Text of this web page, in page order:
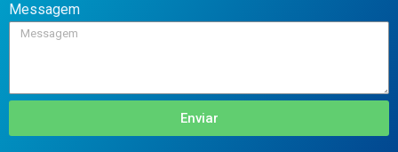
Messagem
Enviar